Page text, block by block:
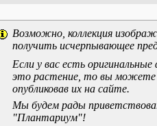
Возможно, коллекция
получить исчерпывающее
Если у вас есть
это растение, то вы можете
опубликовав их на сайте.
Мы будем рады
"Плантариум"!